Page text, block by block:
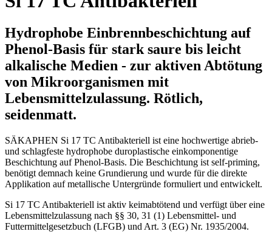
Hydrophobe Einbrennbeschichtung auf
Phenol-Basis für stark saure bis leicht
alkalische Medien - zur aktiven Abtötung
von Mikroorganismen mit
Lebensmittelzulassung. Rötlich,
seidenmatt.
SÄKAPHEN Si 17 TC Antibakteriell ist eine hochwertige abrieb-
und schlagfeste hydrophobe duroplastische einkomponentige
Beschichtung auf Phenol-Basis. Die Beschichtung ist self-priming,
benötigt demnach keine Grundierung und wurde für die direkte
Applikation auf metallische Untergründe formuliert und entwickelt.
Si 17 TC Antibakteriell ist aktiv keimabtötend und verfügt über eine
Lebensmittelzulassung nach §§ 30, 31 (1) Lebensmittel- und
Futtermittelgesetzbuch (LFGB) und Art. 3 (EG) Nr. 1935/2004.